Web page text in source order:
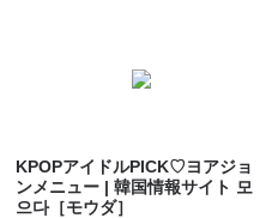
KPOPアイドルPICK♡ヨアジョ
ンメニュー | 韓国情報サイト 모
으다［モウダ］